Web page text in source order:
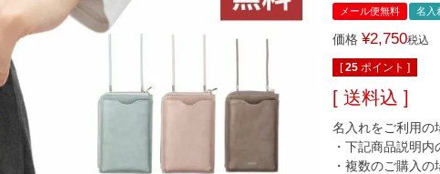
メール便無料 名入
価格 ¥2,750税込
[25 ポイント ]
送料込
名入れをご利用の
・下記商品説明
・複数のご購入